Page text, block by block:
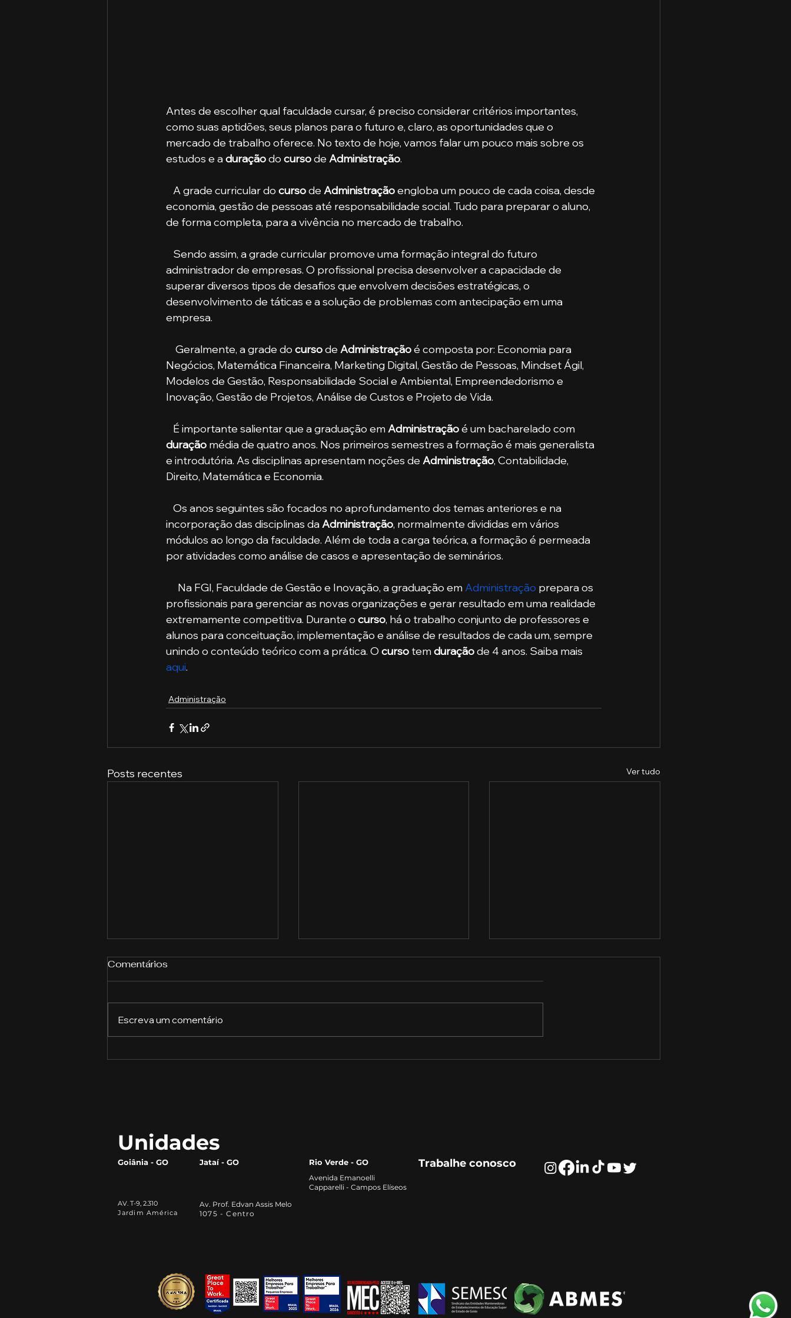
Antes de escolher qual faculdade cursar, é preciso considerar critérios importantes,
como suas aptidões, seus planos para o futuro e, claro, as oportunidades que o
mercado de trabalho oferece. No texto de hoje, vamos falar um pouco mais sobre os
estudos e a duração do curso de Administração.
   A grade curricular do
curso de Administração engloba um pouco de cada coisa, desde
economia, gestão de pessoas até responsabilidade social. Tudo para preparar o aluno,
de forma completa, para a vivência no mercado de trabalho.
administrador de empresas. O profissional precisa desenvolver a capacidade de
superar diversos tipos de desafios que envolvem decisões estratégicas, o
desenvolvimento de táticas e a solução de problemas com antecipação em uma
empresa.
    Geralmente, a grade do
curso de Administração é composta por: Economia para
Negócios, Matemática Financeira, Marketing Digital, Gestão de Pessoas, Mindset Ágil,
Modelos de Gestão, Responsabilidade Social e Ambiental, Empreendedorismo e
Inovação, Gestão de Projetos, Análise de Custos e Projeto de Vida.
   É importante salientar que a graduação em
Administração é um bacharelado com
duração média de quatro anos. Nos primeiros semestres a formação é mais generalista
e introdutória. As disciplinas apresentam noções de Administração, Contabilidade,
Direito, Matemática e Economia.
incorporação das disciplinas da Administração, normalmente divididas em vários
módulos ao longo da faculdade. Além de toda a carga teórica, a formação é permeada
por atividades como análise de casos e apresentação de seminários.
     Na FGI, Faculdade de Gestão e Inovação, a graduação em
Administração prepara os
profissionais para gerenciar as novas organizações e gerar resultado em uma realidade
extremamente competitiva. Durante o curso, há o trabalho conjunto de professores e
alunos para conceituação, implementação e análise de resultados de cada um, sempre
unindo o conteúdo teórico com a prática. O curso tem duração de 4 anos. Saiba mais
aqui.
Administração
Posts recentes Ver tudo
Comentários
Escreva um comentário
Unidades
Goiânia - GO Jataí - GO
AV. T-9, 2.310
Jardim América
Av. Prof. Edvan Assis Melo
1075 - Centro
Trabalhe conosco
Rio Verde - GO
Avenida Emanoelli
Capparelli - Campos Elíseos